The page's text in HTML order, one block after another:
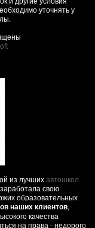
уточнять у
из лучшихавтошкол
свою
образовательных
наших клиентов,
качества
на права - недорого